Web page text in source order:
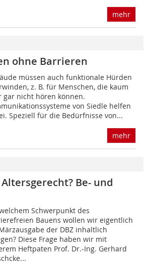
mehr
ohne Barrieren
müssen auch funktionale Hürden
z. B. für Menschen, die kaum
gar nicht hören können.
von Siedle helfen
Speziell für die Bedürfnisse von...
mehr
Be- und
Schwerpunkt des
Bauens wollen wir eigentlich
der DBZ inhaltlich
Diese Frage haben wir mit
Heftpaten Prof. Dr.-Ing. Gerhard